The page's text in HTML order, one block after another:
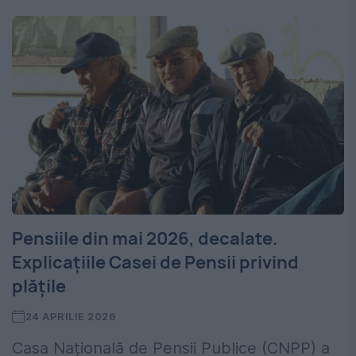
Pensiile din mai 2026, decalate.
Explicațiile Casei de Pensii privind
plățile
24 APRILIE 2026
Casa Națională de Pensii Publice (CNPP) a